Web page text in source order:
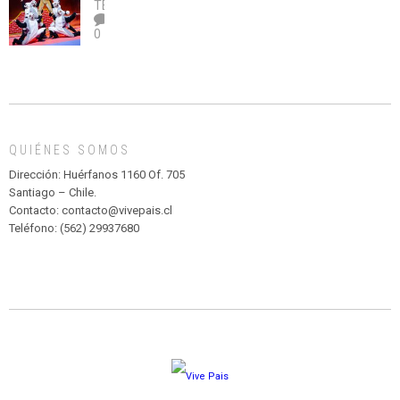
legalice
el
abuso”
DE
TEATRO
Y
MADAGASCAR
PARQUE
HURATDO
TEATRO
0
QUIÉNES SOMOS
Dirección: Huérfanos 1160 Of. 705
Santiago – Chile.
Contacto: contacto@vivepais.cl
Teléfono: (562) 29937680